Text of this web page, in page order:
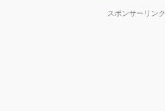
スポンサーリンク